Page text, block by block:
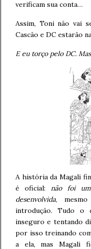
verificam sua conta…
Assim, Toni não vai
Cascão e DC estarão
E eu torço pelo DC.
A história da Magali
é oficial:não foi
desenvolvida,
introdução. Tudo o
inseguro e tentando
por isso treinando
a ela, mas Magali